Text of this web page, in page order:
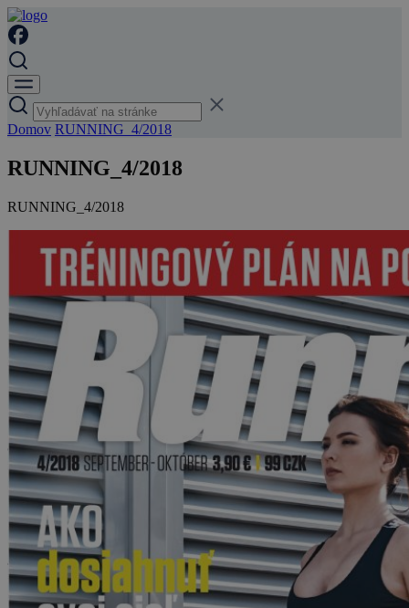
Domov RUNNING_4/2018
RUNNING_4/2018
RUNNING_4/2018